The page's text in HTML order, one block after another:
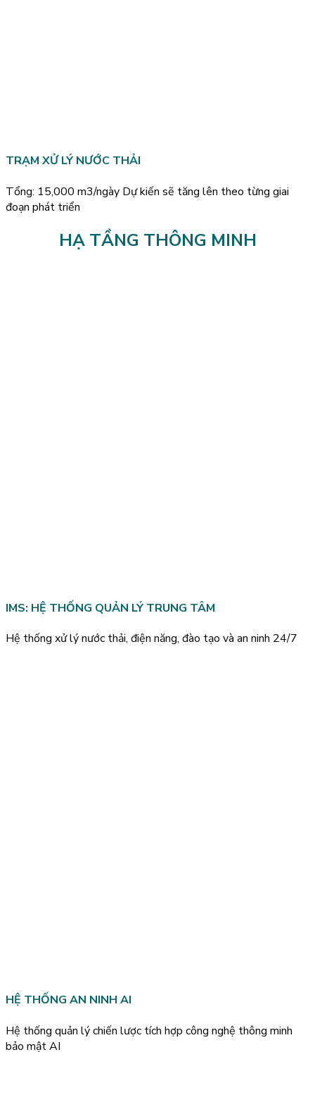
TRẠM XỬ LÝ NƯỚC THẢI
Tổng: 15,000 m3/ngày Dự kiến sẽ tăng lên theo từng giai
đoạn phát triển
HẠ TẦNG THÔNG MINH
IMS: HỆ THỐNG QUẢN LÝ TRUNG TÂM
Hệ thống xử lý nước thải, điện năng, đào tạo và an ninh 24/7
HỆ THỐNG AN NINH AI
Hệ thống quản lý chiến lược tích hợp công nghệ thông minh
bảo mật AI